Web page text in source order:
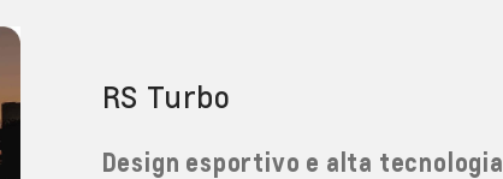
RS Turbo
Design esportivo e alta tecnologia